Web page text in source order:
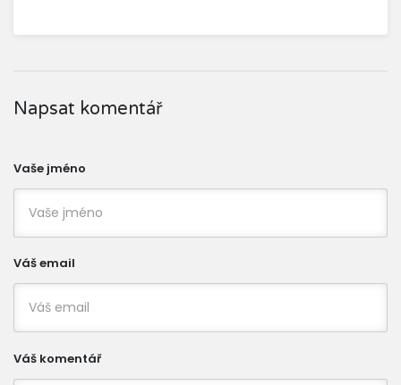
Napsat komentář
Vaše jméno
Váš email
Váš komentář